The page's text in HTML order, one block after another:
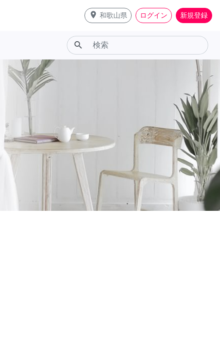
place 和歌山県 ログイン 新規登録
search